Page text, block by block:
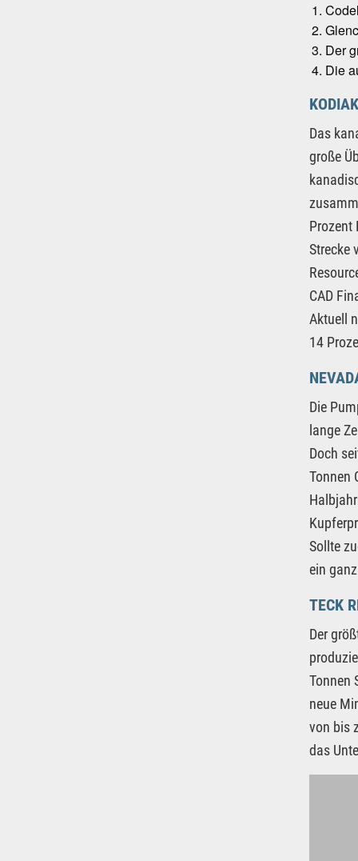
Der
Die
Das
große
Prozent
Strecke
CAD
Aktuell
14
Die
lange
Doch
Tonnen
Sollte
ein
TECK
Der
Tonnen
neue
von bis
das